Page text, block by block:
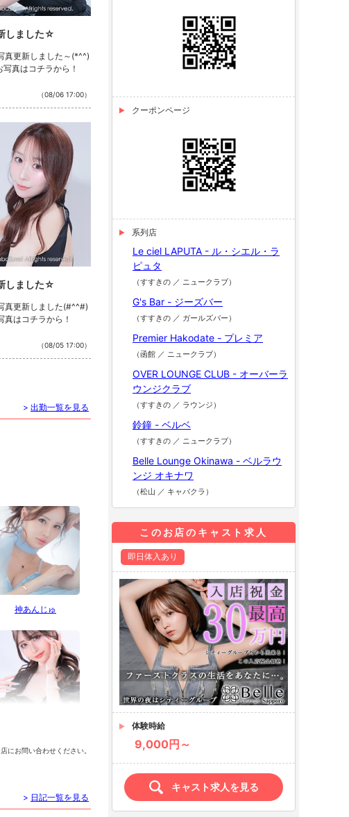
しました☆
真更新しました～(*^^)
真はコチラから！
（08/06 17:00）
しました☆
真更新しました(#^^#)
真はコチラから！
（08/05 17:00）
> 出勤一覧を見る
神あんじゅ 華咲 かのん 香澄 れいか
くらん
にお問い合わせください。
> 日記一覧を見る
クーポンページ
系列店
Le ciel LAPUTA - ル・シエル・ラ
ピュタ
（すすきの ／ ニュークラブ）
G's Bar - ジーズバー
（すすきの ／ ガールズバー）
Premier Hakodate - プレミア
（函館 ／ ニュークラブ）
OVER LOUNGE CLUB - オーバーラ
ウンジクラブ
（すすきの ／ ラウンジ）
鈴鐘 - ベルベ
（すすきの ／ ニュークラブ）
Belle Lounge Okinawa - ベルラウ
ンジ オキナワ
（松山 ／ キャバクラ）
このお店のキャスト求人
即日体入あり
体験時給
9,000円～
キャスト求人を見る